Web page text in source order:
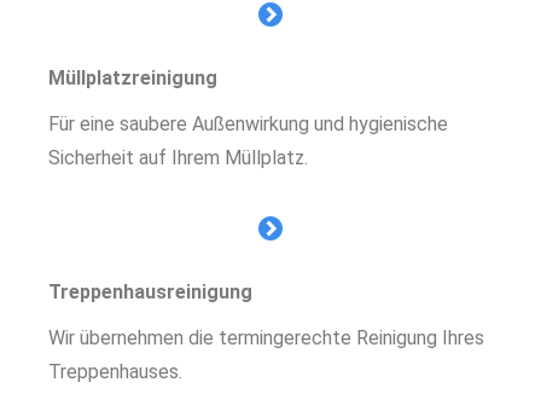
Müllplatzreinigung
Für eine saubere Außenwirkung und hygienische
Sicherheit auf Ihrem Müllplatz.
Treppenhausreinigung
Wir übernehmen die termingerechte Reinigung Ihres
Treppenhauses.